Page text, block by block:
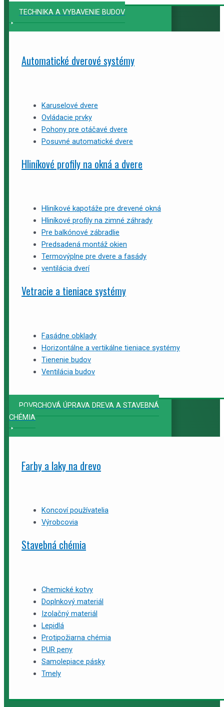
TECHNIKA A VYBAVENIE BUDOV
Automatické dverové systémy
Karuselové dvere
Ovládacie prvky
Pohony pre otáčavé dvere
Posuvné automatické dvere
Hliníkové profily na okná a dvere
Hliníkové kapotáže pre drevené okná
Hliníkové profily na zimné záhrady
Pre balkónové zábradlie
Predsadená montáž okien
Termovýplne pre dvere a fasády
ventilácia dverí
Vetracie a tieniace systémy
Fasádne obklady
Horizontálne a vertikálne tieniace systémy
Tienenie budov
Ventilácia budov
POVRCHOVÁ ÚPRAVA DREVA A STAVEBNÁ
CHÉMIA
Farby a laky na drevo
Koncoví používatelia
Výrobcovia
Stavebná chémia
Chemické kotvy
Doplnkový materiál
Izolačný materiál
Lepidlá
Protipožiarna chémia
PUR peny
Samolepiace pásky
Tmely